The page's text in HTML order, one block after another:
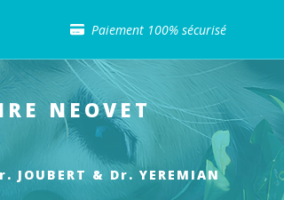
Paiement 100% sécurisé
Retour gratuit en clinique
Sélection de croquettes vétérinaire
Paiement 100% sécurisé
Livraison gratuite en clinique vétérinaire
Retour gratuit en clinique
Sélection de croquettes vétérinaire
NEOVET
JOUBERT & Dr. YEREMIAN